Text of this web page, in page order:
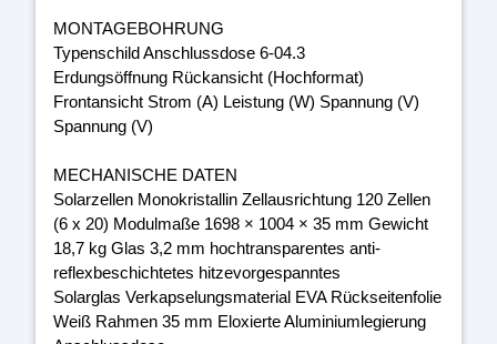
MONTAGEBOHRUNG
Typenschild Anschlussdose 6-04.3
Erdungsöffnung Rückansicht (Hochformat)
Frontansicht Strom (A) Leistung (W) Spannung (V)
Spannung (V)
MECHANISCHE DATEN
Solarzellen Monokristallin Zellausrichtung 120 Zellen
(6 x 20) Modulmaße 1698 × 1004 × 35 mm Gewicht
18,7 kg Glas 3,2 mm hochtransparentes anti-
reflexbeschichtetes hitzevorgespanntes
Solarglas Verkapselungsmaterial EVA Rückseitenfolie
Weiß Rahmen 35 mm Eloxierte Aluminiumlegierung